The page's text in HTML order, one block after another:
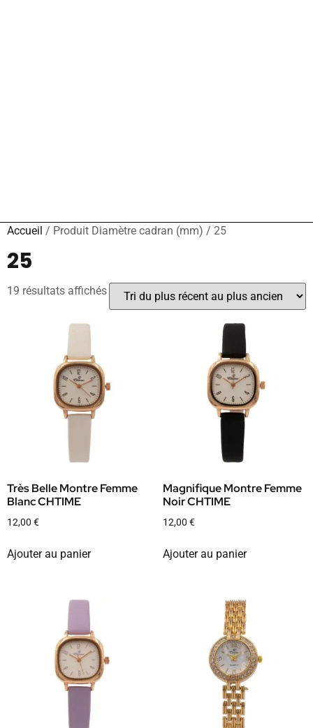
Accueil / Produit Diamètre cadran (mm) / 25
25
19 résultats affichés
Très Belle Montre Femme
Blanc CHTIME
12,00 €
Ajouter au panier
Magnifique Montre Femme
Noir CHTIME
12,00 €
Ajouter au panier